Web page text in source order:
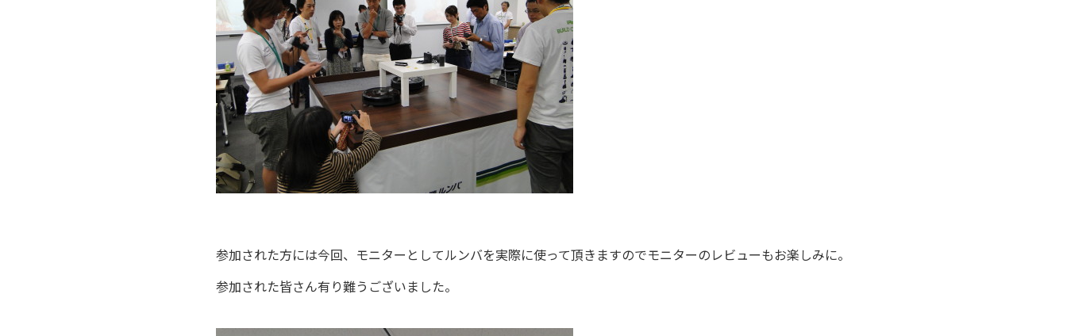
参加された方には今回、モニターとしてルンバを実際に使って頂きますのでモニターのレビューもお楽しみに。
参加された皆さん有り難うございました。